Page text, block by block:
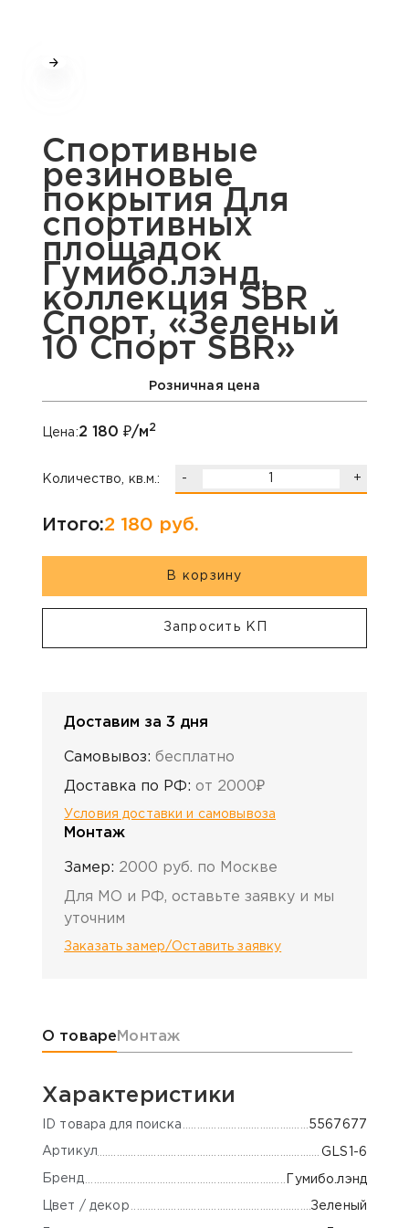
Спортивные
резиновые
покрытия Для
спортивных
площадок
Гумибо.лэнд,
коллекция SBR
Спорт, «Зеленый
10 Спорт SBR»
Розничная цена
Цена:2 180 ₽/м2
Количество, кв.м.: - +
Итого:2 180 руб.
В корзину
Запросить КП
Доставим за 3 дня
Самовывоз: бесплатно
Доставка по РФ: от 2000₽
Условия доставки и самовывоза
Монтаж
Замер: 2000 руб. по Москве
Для МО и РФ, оставьте заявку и мы
уточним
Заказать замер/Оставить заявку
Информация о товаре
О товаре Монтаж
Характеристики
ID товара для поиска 5567677
Артикул GLS1-6
Бренд Гумибо.лэнд
Цвет / декор Зеленый